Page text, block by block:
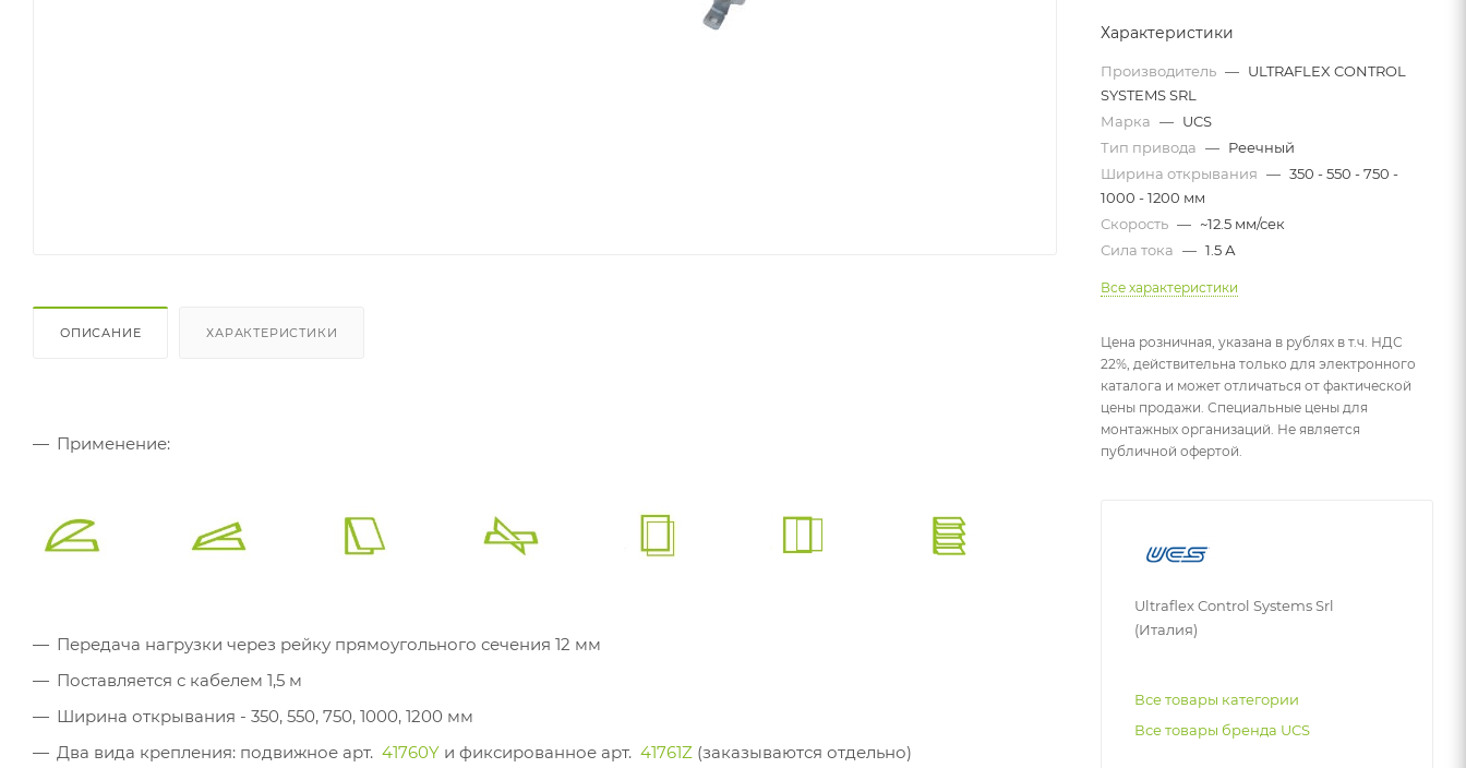
ОПИСАНИЕ ХАРАКТЕРИСТИКИ
Применение:
Передача нагрузки через рейку прямоугольного сечения 12 мм
Поставляется с кабелем 1,5 м
Ширина открывания - 350, 550, 750, 1000, 1200 мм
Два вида крепления: подвижное арт. 41760Y и фиксированное арт. 41761Z (заказываются отдельно)
Характеристики
Производитель — ULTRAFLEX CONTROL
SYSTEMS SRL
Марка — UCS
Тип привода — Реечный
Ширина открывания — 350 - 550 - 750 -
1000 - 1200 мм
Скорость — ~12.5 мм/сек
Сила тока — 1.5 А
Все характеристики
Цена розничная, указана в рублях в т.ч. НДС
22%, действительна только для электронного
каталога и может отличаться от фактической
цены продажи. Специальные цены для
монтажных организаций. Не является
публичной офертой.
Ultraflex Control Systems Srl
(Италия)
Все товары категории
Все товары бренда UCS